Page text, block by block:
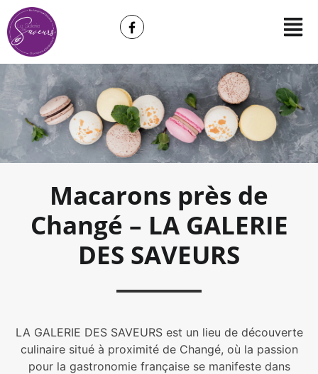
Macarons près de
Changé – LA GALERIE
DES SAVEURS
LA GALERIE DES SAVEURS est un lieu de découverte
culinaire situé à proximité de Changé, où la passion
pour la gastronomie française se manifeste dans